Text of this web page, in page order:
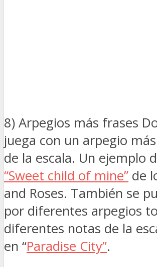
8) Arpegios más frases
juega con un arpegio
de la escala. Un ejemplo
“Sweet child of mine” de
and Roses. También se
por diferentes arpegios
diferentes notas de la
en “Paradise City”.